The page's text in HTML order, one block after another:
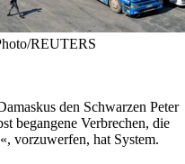
REUTERS
den Schwarzen Peter
begangene Verbrechen, die
vorzuwerfen, hat System.